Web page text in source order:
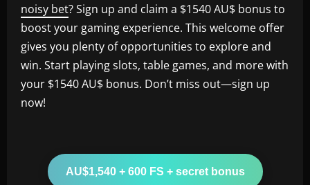
noisy bet? Sign up and claim a $1540 AU$ bonus to
boost your gaming experience. This welcome offer
gives you plenty of opportunities to explore and
win. Start playing slots, table games, and more with
your $1540 AU$ bonus. Don’t miss out—sign up
now!
AU$1,540 + 600 FS + secret bonus